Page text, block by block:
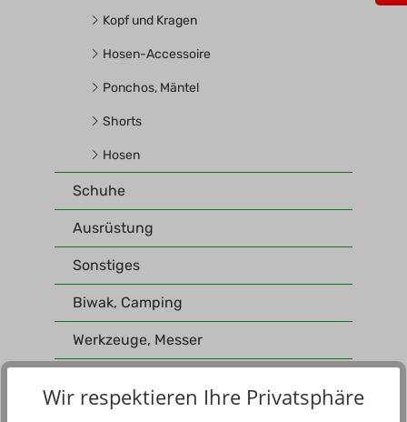
Kopf und Kragen
Hosen-Accessoire
Ponchos, Mäntel
Shorts
Hosen
Schuhe
Ausrüstung
Sonstiges
Biwak, Camping
Werkzeuge, Messer
Wir respektieren Ihre Privatsphäre